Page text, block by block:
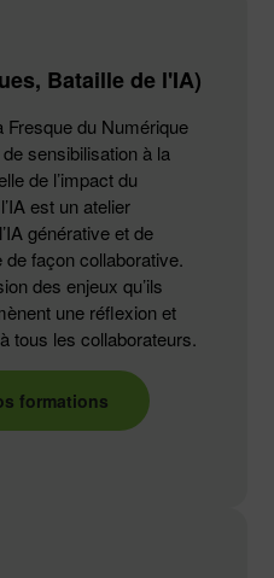
Bataille de l'IA)
Fresque du Numérique
sensibilisation à la
de l’impact du
est un atelier
générative et de
de façon collaborative.
des enjeux qu’ils
une réflexion et
tous les collaborateurs.
formations